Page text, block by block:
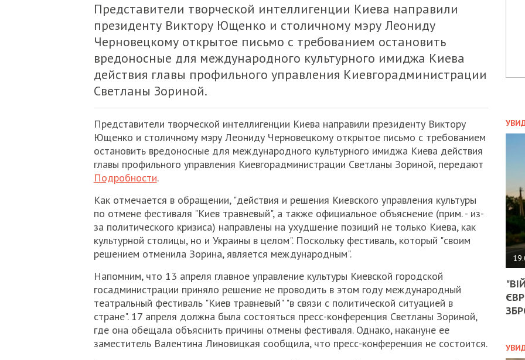
Представители творческой интеллигенции Киева направили
президенту Виктору Ющенко и столичному мэру Леониду
Черновецкому открытое письмо с требованием остановить
вредоносные для международного культурного имиджа Киева
действия главы профильного управления Киевгорадминистрации
Светланы Зориной.
Представители творческой интеллигенции Киева направили президенту Виктору
Ющенко и столичному мэру Леониду Черновецкому открытое письмо с требованием
остановить вредоносные для международного культурного имиджа Киева действия
главы профильного управления Киевгорадминистрации Светланы Зориной, передают
Подробности.
Как отмечается в обращении, "действия и решения Киевского управления культуры
по отмене фестиваля "Киев травневый", а также официальное объяснение (прим. - из-
за политического кризиса) направлены на ухудшение позиций не только Киева, как
культурной столицы, но и Украины в целом". Поскольку фестиваль, который "своим
решением отменила Зорина, является международным".
Напомним, что 13 апреля главное управление культуры Киевской городской
госадминистрации приняло решение не проводить в этом году международный
театральный фестиваль "Киев травневый" "в связи с политической ситуацией в
стране". 17 апреля должна была состояться пресс-конференция Светланы Зориной,
где она обещала объяснить причины отмены фестиваля. Однако, накануне ее
заместитель Валентина Линовицкая сообщила, что пресс-конференция не состоится.
НА